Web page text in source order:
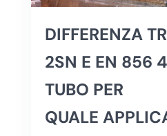
DIFFERENZA
2SN E EN 856
TUBO PER
QUALE